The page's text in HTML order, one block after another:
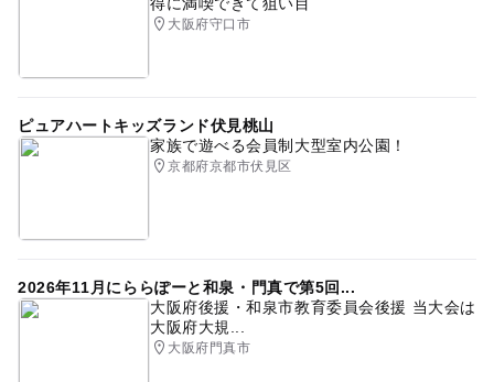
大阪府守口市
ピュアハートキッズランド伏見桃山
家族で遊べる会員制大型室内公園！
京都府京都市伏見区
2026年11月にららぽーと和泉・門真で第5回...
大阪府後援・和泉市教育委員会後援 当大会は
大阪府大規...
大阪府門真市